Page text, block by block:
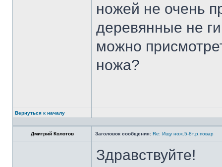
ножей не очень
деревянные не
можно
ножа?
Вернуться к началу
Дмитрий Колотов Заголовок сообщения: Re: Ищу нож.5-8т.р.повар
Здравствуйте!